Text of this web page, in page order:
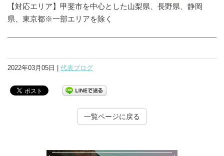
【対応エリア】甲斐市を中心とした山梨県、長野県、静岡
県、東京都※一部エリアを除く
2022年03月05日 | 代表ブログ
一覧ページに戻る